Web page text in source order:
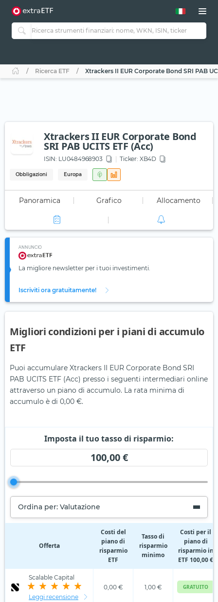
Ricerca ETF Xtrackers II EUR Corporate Bond SRI PAB
Xtrackers II EUR Corporate Bond
SRI PAB UCITS ETF (Acc)
ISIN: LU0484968903 Ticker: XB4D
Obbligazioni Europa
Panoramica Grafico Allocamento
ANNUNCIO
La migliore newsletter per i tuoi investimenti.
Iscriviti ora gratuitamente!
Migliori condizioni per i piani di accumulo
ETF
Puoi accumulare Xtrackers II EUR Corporate Bond SRI
PAB UCITS ETF (Acc) presso i seguenti intermediari online
attraverso un piano di accumulo. La rata minima di
accumulo è di 0,00 €.
Imposta il tuo tasso di risparmio:
100,00 €
Ordina per: Valutazione
Offerta
Costi del
piano di
risparmio
ETF
Tasso di
risparmio
minimo
Costi per il
piano di
risparmio in
ETF 100,00 €
Scalable Capital
Leggi recensione
0,00 € 1,00 € GRATUITO